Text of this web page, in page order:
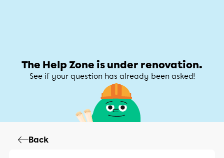
The Help Zone is under renovation.
See if your question has already been asked!
Back